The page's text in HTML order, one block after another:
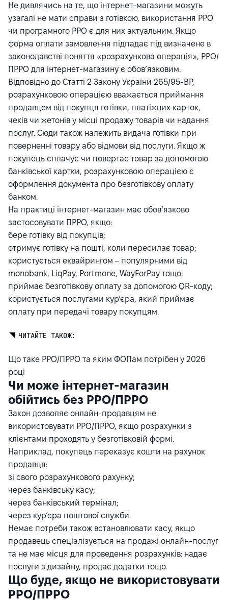
Не дивлячись на те, що інтернет-магазини можуть
узагалі не мати справи з готівкою, використання РРО
чи програмного РРО є для них актуальним. Якщо
форма оплати замовлення підпадає під визначене в
законодавстві поняття «розрахункова операція», РРО/
ПРРО для інтернет-магазину є обов’язковим.
Відповідно до Статті 2 Закону України 265/95-ВР,
розрахунковою операцією вважається приймання
продавцем від покупця готівки, платіжних карток,
чеків чи жетонів у місці продажу товарів чи надання
послуг. Сюди також належить видача готівки при
поверненні товару або відмови від послуги. Якщо ж
покупець сплачує чи повертає товар за допомогою
банківської картки, розрахунковою операцією є
оформлення документа про безготівкову оплату
банком.
На практиці інтернет-магазин має обов’язково
застосовувати ПРРО, якщо:
бере готівку від покупців;
отримує готівку на пошті, коли пересилає товар;
користується еквайрингом – популярними від
monobank, LiqPay, Portmone, WayForPay тощо;
приймає безготівкову оплату за допомогою QR-коду;
користується послугами кур’єра, який приймає
оплату при передачі товару покупцям.
ЧИТАЙТЕ ТАКОЖ:
Що таке РРО/ПРРО та яким ФОПам потрібен у 2026
році
Чи може інтернет-магазин
обійтись без РРО/ПРРО
Закон дозволяє онлайн-продавцям не
використовувати РРО/ПРРО, якщо розрахунки з
клієнтами проходять у безготівковій формі.
Наприклад, покупець переказує кошти на рахунок
продавця:
зі свого розрахункового рахунку;
через банківську касу;
через банківський термінал;
через кур’єра поштової служби.
Немає потреби також встановлювати касу, якщо
продавець спеціалізується на продажі онлайн-послуг
та не має місця для проведення розрахунків: надає
послуги з дизайну, продає додатки тощо.
Що буде, якщо не використовувати
РРО/ПРРО